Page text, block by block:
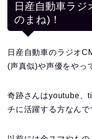
日産自動車ラジ
のまね)！
日産自動車のラジオ
(声真似)や声優をやっ
奇跡さんはyoutube、
チに活躍する方なんで